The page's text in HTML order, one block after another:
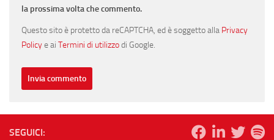
la prossima volta che commento.
Questo sito è protetto da reCAPTCHA, ed è soggetto alla Privacy
Policye ai Termini di utilizzodi Google.
SEGUICI: